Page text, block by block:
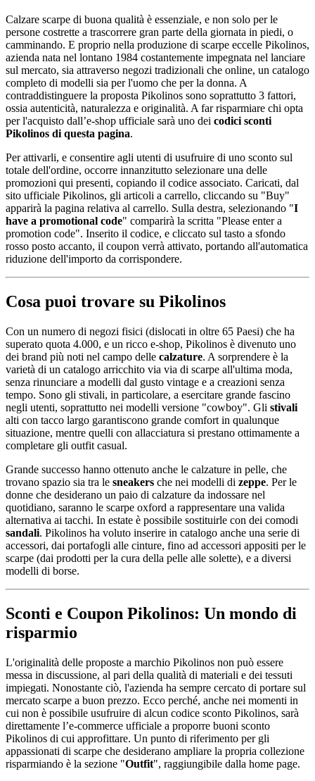
Calzare scarpe di buona qualità è essenziale, e non solo per le
persone costrette a trascorrere gran parte della giornata in piedi, o
camminando. E proprio nella produzione di scarpe eccelle Pikolinos,
azienda nata nel lontano 1984 costantemente impegnata nel lanciare
sul mercato, sia attraverso negozi tradizionali che online, un catalogo
completo di modelli sia per l'uomo che per la donna. A
contraddistinguere la proposta Pikolinos sono soprattutto 3 fattori,
ossia autenticità, naturalezza e originalità. A far risparmiare chi opta
per l'acquisto dall’e-shop ufficiale sarà uno dei codici sconti
Pikolinos di questa pagina.
Per attivarli, e consentire agli utenti di usufruire di uno sconto sul
totale dell'ordine, occorre innanzitutto selezionare una delle
promozioni qui presenti, copiando il codice associato. Caricati, dal
sito ufficiale Pikolinos, gli articoli a carrello, cliccando su "Buy"
apparirà la pagina relativa al carrello. Sulla destra, selezionando "I
have a promotional code" comparirà la scritta "Please enter a
promotion code". Inserito il codice, e cliccato sul tasto a sfondo
rosso posto accanto, il coupon verrà attivato, portando all'automatica
riduzione dell'importo da corrispondere.
Cosa puoi trovare su Pikolinos
Con un numero di negozi fisici (dislocati in oltre 65 Paesi) che ha
superato quota 4.000, e un ricco e-shop, Pikolinos è divenuto uno
dei brand più noti nel campo delle calzature. A sorprendere è la
varietà di un catalogo arricchito via via di scarpe all'ultima moda,
senza rinunciare a modelli dal gusto vintage e a creazioni senza
tempo. Sono gli stivali, in particolare, a esercitare grande fascino
negli utenti, soprattutto nei modelli versione "cowboy". Gli stivali
alti con tacco largo garantiscono grande comfort in qualunque
situazione, mentre quelli con allacciatura si prestano ottimamente a
completare gli outfit casual.
Grande successo hanno ottenuto anche le calzature in pelle, che
trovano spazio sia tra le sneakers che nei modelli di zeppe. Per le
donne che desiderano un paio di calzature da indossare nel
quotidiano, saranno le scarpe oxford a rappresentare una valida
alternativa ai tacchi. In estate è possibile sostituirle con dei comodi
sandali. Pikolinos ha voluto inserire in catalogo anche una serie di
accessori, dai portafogli alle cinture, fino ad accessori appositi per le
scarpe (dai prodotti per la cura della pelle alle solette), e a diversi
modelli di borse.
Sconti e Coupon Pikolinos: Un mondo di
risparmio
L'originalità delle proposte a marchio Pikolinos non può essere
messa in discussione, al pari della qualità di materiali e dei tessuti
impiegati. Nonostante ciò, l'azienda ha sempre cercato di portare sul
mercato scarpe a buon prezzo. Ecco perché, anche nei momenti in
cui non è possibile usufruire di alcun codice sconto Pikolinos, sarà
direttamente l’e-commerce ufficiale a proporre buoni sconto
Pikolinos di cui approfittare. Un punto di riferimento per gli
appassionati di scarpe che desiderano ampliare la propria collezione
risparmiando è la sezione "Outfit", raggiungibile dalla home page.